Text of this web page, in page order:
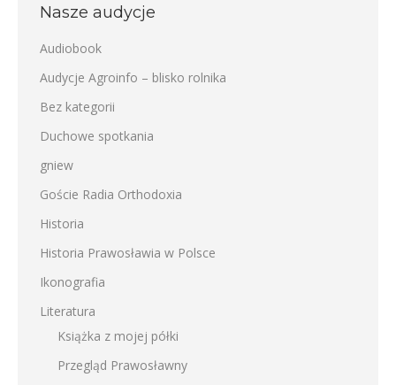
Nasze audycje
Audiobook
Audycje Agroinfo – blisko rolnika
Bez kategorii
Duchowe spotkania
gniew
Goście Radia Orthodoxia
Historia
Historia Prawosławia w Polsce
Ikonografia
Literatura
Książka z mojej półki
Przegląd Prawosławny